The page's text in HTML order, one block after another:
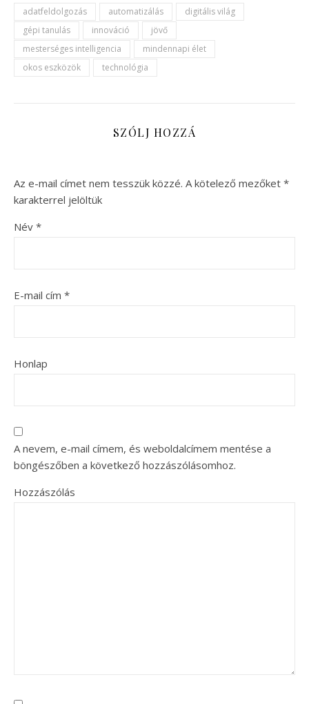
adatfeldolgozás automatizálás
digitális világ
gépi tanulás
innováció
jövő
mesterséges intelligencia
mindennapi élet
okos eszközök
technológia
SZÓLJ HOZZÁ
Az e-mail címet nem tesszük közzé. A kötelező mezőket *
karakterrel jelöltük
Név *
E-mail cím *
Honlap
A nevem, e-mail címem, és weboldalcímem mentése a
böngészőben a következő hozzászólásomhoz.
Hozzászólás